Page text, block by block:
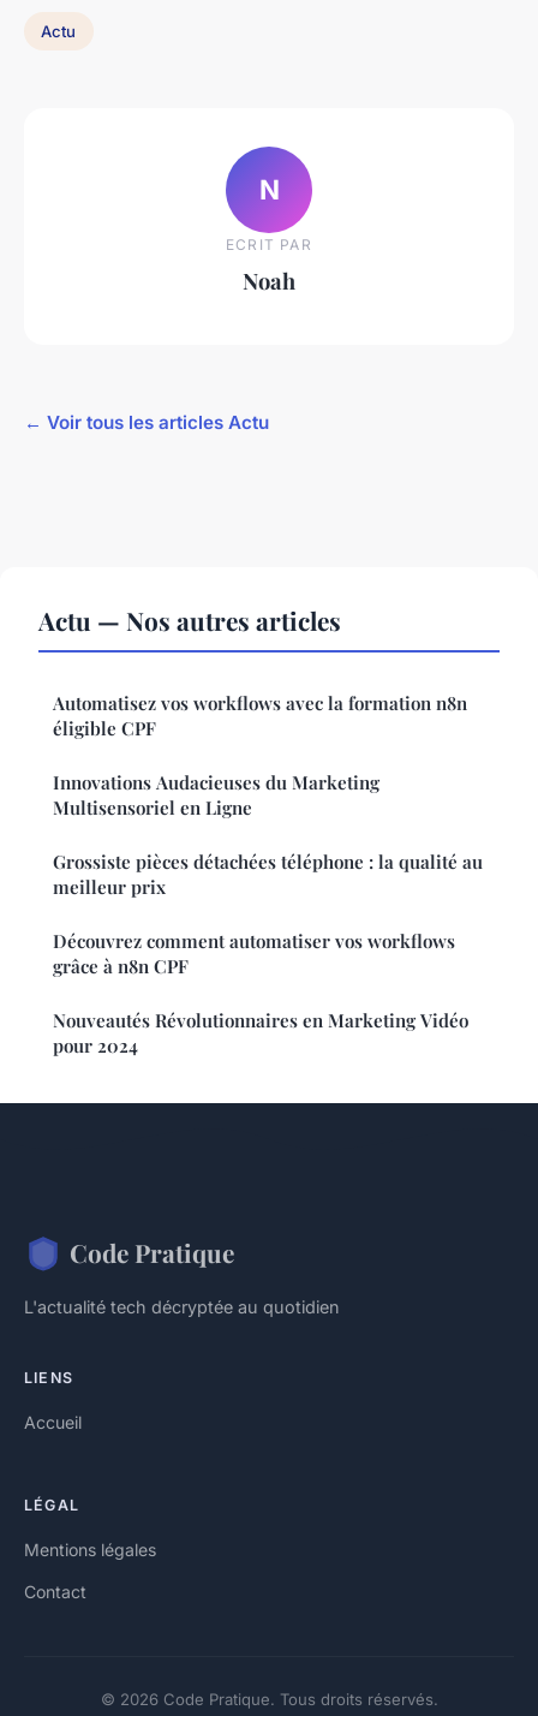
Actu
N
ECRIT PAR
Noah
← Voir tous les articles Actu
Actu — Nos autres articles
Automatisez vos workflows avec la formation n8n
éligible CPF
Innovations Audacieuses du Marketing
Multisensoriel en Ligne
Grossiste pièces détachées téléphone : la qualité au
meilleur prix
Découvrez comment automatiser vos workflows
grâce à n8n CPF
Nouveautés Révolutionnaires en Marketing Vidéo
pour 2024
Code Pratique
L'actualité tech décryptée au quotidien
LIENS
Accueil
LÉGAL
Mentions légales
Contact
© 2026 Code Pratique. Tous droits réservés.